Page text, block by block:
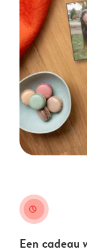
clock-check
Een cadeau